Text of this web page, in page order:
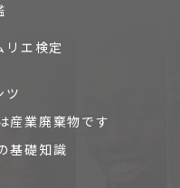
リエ検定
ツ
産業廃棄物です
基礎知識